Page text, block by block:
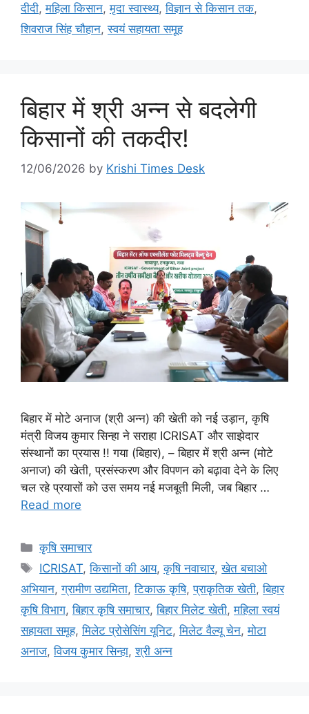
दीदी,महिला किसान,मृदा स्वास्थ्य,विज्ञान से किसान तक,
शिवराज सिंह चौहान,स्वयं सहायता समूह
बिहार में श्री अन्न से बदलेगी
किसानों की तकदीर!
12/06/2026 by Krishi Times Desk
बिहार में मोटे अनाज (श्री अन्न) की खेती को नई उड़ान, कृषि
मंत्री विजय कुमार सिन्हा ने सराहा ICRISAT और साझेदार
संस्थानों का प्रयास !! गया (बिहार), – बिहार में श्री अन्न (मोटे
अनाज) की खेती, प्रसंस्करण और विपणन को बढ़ावा देने के लिए
चल रहे प्रयासों को उस समय नई मजबूती मिली, जब बिहार …
Read more
कृषि समाचार
ICRISAT,किसानों की आय,कृषि नवाचार,खेत बचाओ
अभियान,ग्रामीण उद्यमिता,टिकाऊ कृषि,प्राकृतिक खेती,बिहार
कृषि विभाग,बिहार कृषि समाचार,बिहार मिलेट खेती,महिला स्वयं
सहायता समूह,मिलेट प्रोसेसिंग यूनिट,मिलेट वैल्यू चेन,मोटा
अनाज,विजय कुमार सिन्हा,श्री अन्न